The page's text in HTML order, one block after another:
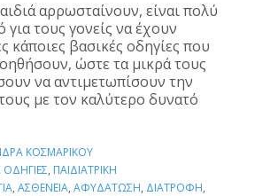
αρρωσταίνουν, είναι πολύ
για τους γονείς να έχουν
κάποιες βασικές οδηγίες που
ώστε τα μικρά τους
να αντιμετωπίσουν την
με τον καλύτερο δυνατό
ΚΟΣΜΑΡΊΚΟΥ
ΟΔΗΓΊΕΣ, ΠΑΙΔΙΑΤΡΙΚΉ
, ΑΣΘΈΝΕΙΑ, ΑΦΥΔΆΤΩΣΗ, ΔΙΑΤΡΟΦΉ,